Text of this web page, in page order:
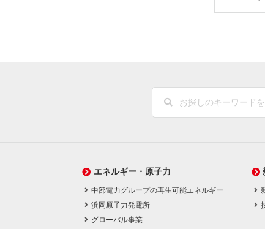
エネルギー・原子力
中部電力グループの再生可能エネルギー
浜岡原子力発電所
グローバル事業